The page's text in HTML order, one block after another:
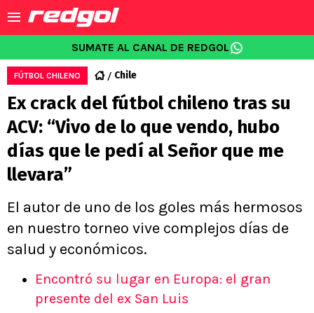
SUMATE AL CANAL DE REDGOL
FÚTBOL CHILENO Chile
Ex crack del fútbol chileno tras su
ACV: “Vivo de lo que vendo, hubo
días que le pedí al Señor que me
llevara”
El autor de uno de los goles más hermosos
en nuestro torneo vive complejos días de
salud y económicos.
Encontró su lugar en Europa: el gran
presente del ex San Luis